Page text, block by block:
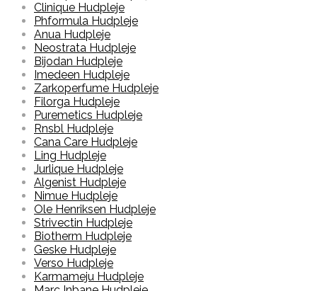
Clinique Hudpleje
Phformula Hudpleje
Anua Hudpleje
Neostrata Hudpleje
Bijodan Hudpleje
Imedeen Hudpleje
Zarkoperfume Hudpleje
Filorga Hudpleje
Puremetics Hudpleje
Rnsbl Hudpleje
Cana Care Hudpleje
Ling Hudpleje
Jurlique Hudpleje
Algenist Hudpleje
Nimue Hudpleje
Ole Henriksen Hudpleje
Strivectin Hudpleje
Biotherm Hudpleje
Geske Hudpleje
Verso Hudpleje
Karmameju Hudpleje